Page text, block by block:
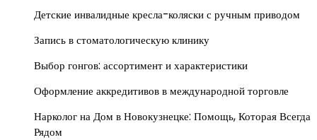
Детские инвалидные кресла-коляски с ручным приводом
Запись в стоматологическую клинику
Выбор гонгов: ассортимент и характеристики
Оформление аккредитивов в международной торговле
Нарколог на Дом в Новокузнецке: Помощь, Которая Всегда
Рядом